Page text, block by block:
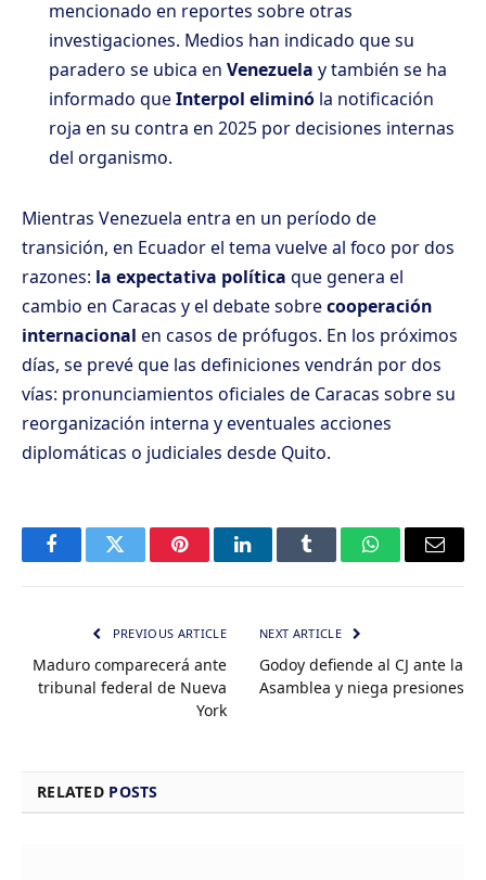
mencionado en reportes sobre otras
investigaciones. Medios han indicado que su
paradero se ubica en Venezuela y también se ha
informado queInterpol eliminó la notificación
roja en su contra en 2025 por decisiones internas
del organismo.
Mientras Venezuela entra en un período de
transición, en Ecuador el tema vuelve al foco por dos
razones: la expectativa política que genera el
cambio en Caracas y el debate sobrecooperación
internacional en casos de prófugos. En los próximos
días, se prevé que las definiciones vendrán por dos
vías: pronunciamientos oficiales de Caracas sobre su
reorganización interna y eventuales acciones
diplomáticas o judiciales desde Quito.
FacebookTwitter PinterestLinkedInTumblr WhatsAppEmail
PREVIOUS ARTICLE
Maduro comparecerá ante
tribunal federal de Nueva
York
NEXT ARTICLE
Godoy defiende al CJ ante la
Asamblea y niega presiones
RELATED POSTS